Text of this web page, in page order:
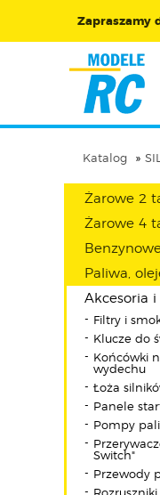
Zapraszamy
Katalog
Żarowe 2
Żarowe 4
Paliwa,
Akcesoria
Filtry i
Klucze do
Końcówki
wydechu
Łoża
Panele
Pompy
Switch"
Przewody